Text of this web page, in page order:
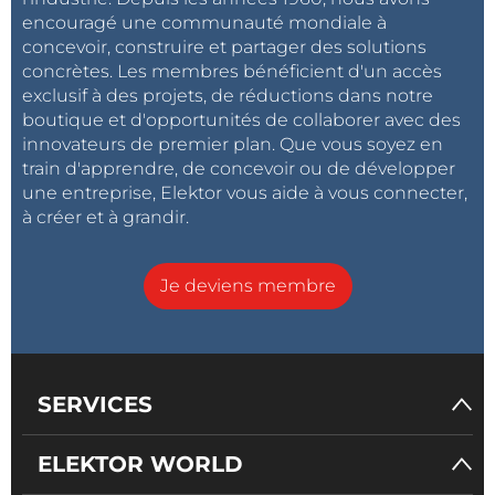
« Le marché d’OpenStack de 6,1 milliards de dollars
continue d’enregistrer une croissance à deux chiffres
au niveau mondial, que ce soit pour les serveurs de
Cloud publics ou privés, pour quasiment tous les cas
d’utilisation imaginables, y compris les conteneurs,
les machines vitrtuelles et le matériel à nu », souligne
Danny Carreno, responsable en chef du
développement des écosystèmes et de l’exploitation
infrastructures ouvertes qui entraîne cette croissance
est elle-même en pleine expansion, et comprend
(tableau de bord Horizon) pour supporter la gamme
de Microchip. Son investissement dans la
encouragé une communauté mondiale à
concevoir, construire et partager des solutions
concrètes. Les membres bénéficient d'un accès
exclusif à des projets, de réductions dans notre
boutique et d'opportunités de collaborer avec des
innovateurs de premier plan. Que vous soyez en
train d'apprendre, de concevoir ou de développer
une entreprise, Elektor vous aide à vous connecter,
à créer et à grandir.
Je deviens membre
SERVICES
ELEKTOR WORLD